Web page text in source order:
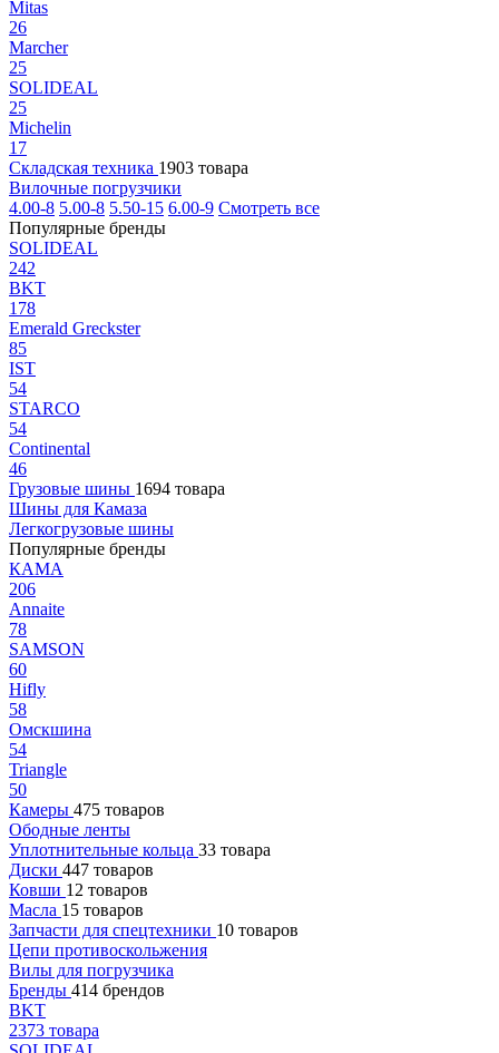
Mitas
26
Marcher
25
SOLIDEAL
25
Michelin
17
Складская техника 1903 товара
Вилочные погрузчики
4.00-8 5.00-8 5.50-15 6.00-9 Смотреть все
Популярные бренды
SOLIDEAL
242
BKT
178
Emerald Greckster
85
IST
54
STARCO
54
Continental
46
Грузовые шины 1694 товара
Шины для Камаза
Легкогрузовые шины
Популярные бренды
КАМА
206
Annaite
78
SAMSON
60
Hifly
58
Омскшина
54
Triangle
50
Камеры 475 товаров
Ободные ленты
Уплотнительные кольца 33 товара
Диски 447 товаров
Ковши 12 товаров
Масла 15 товаров
Запчасти для спецтехники 10 товаров
Цепи противоскольжения
Вилы для погрузчика
Бренды 414 брендов
BKT
2373 товара